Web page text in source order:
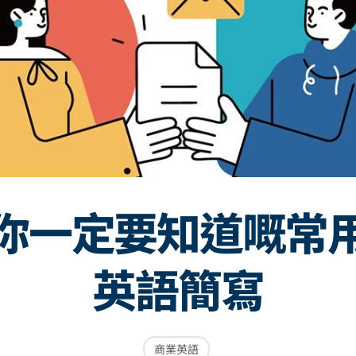
一定要知道嘅常
英語簡寫
商業英語